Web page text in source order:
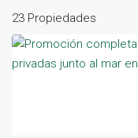
23 Propiedades